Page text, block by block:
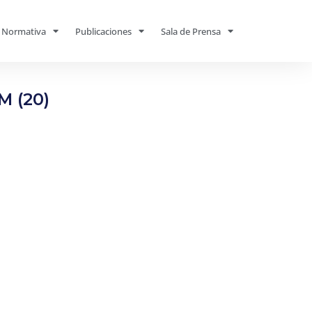
Normativa Publicaciones Sala de Prensa
(20)